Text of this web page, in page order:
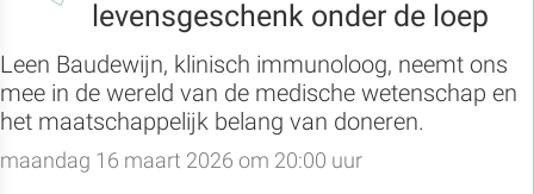
levensgeschenk onder de loep
Leen Baudewijn, klinisch immunoloog, neemt ons
mee in de wereld van de medische wetenschap en
het maatschappelijk belang van doneren.
maandag 16 maart 2026 om 20:00 uur